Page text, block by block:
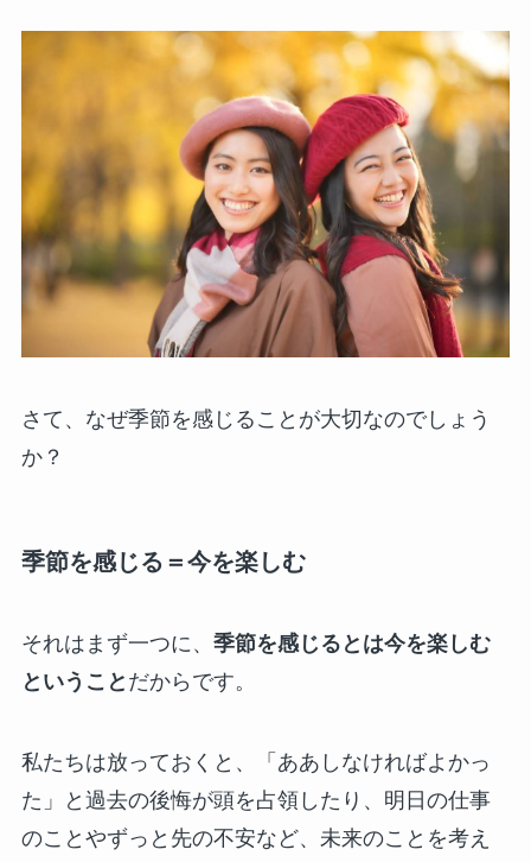
さて、なぜ季節を感じることが大切なのでしょう
か？
季節を感じる＝今を楽しむ
それはまず一つに、 季節を感じるとは今を楽しむ
ということ だからです。
私たちは放っておくと、「ああしなければよかっ
た」と過去の後悔が頭を占領したり、明日の仕事
のことやずっと先の不安など、未来のことを考え